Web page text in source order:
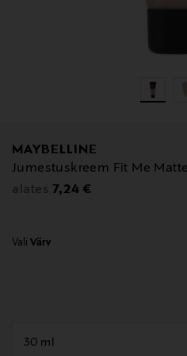
MAYBELLINE
Jumestuskreem Fit Me
alates Original Price
7,24 €
Vali Värv